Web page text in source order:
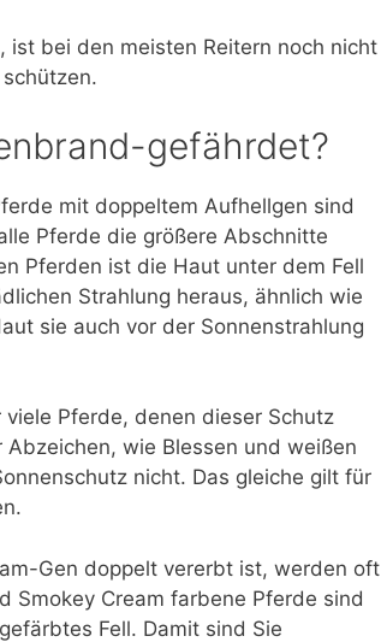
ist bei den meisten Reitern noch nicht
gefährdet?
mit doppeltem Aufhellgen sind
Pferde die größere Abschnitte
Pferden ist die Haut unter dem Fell
Strahlung heraus, ähnlich wie
sie auch vor der Sonnenstrahlung
Pferde, denen dieser Schutz
wie Blessen und weißen
nicht. Das gleiche gilt für
Gen doppelt vererbt ist, werden oft
Smokey Cream farbene Pferde sind
Fell. Damit sind Sie